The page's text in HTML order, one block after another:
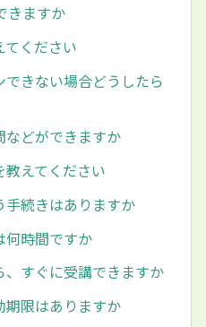
きますか
ください
きない場合どうしたら
などができますか
えてください
手続きはありますか
何時間ですか
すぐに受講できますか
期限はありますか